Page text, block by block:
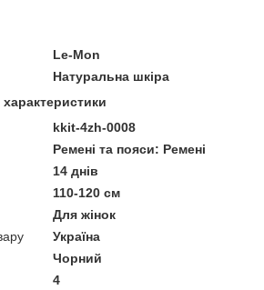
Le-Mon
Натуральна шкіра
kkit-4zh-0008
Ремені та пояси: Ремені
14 днів
110-120 см
Для жінок
Україна
Чорний
4